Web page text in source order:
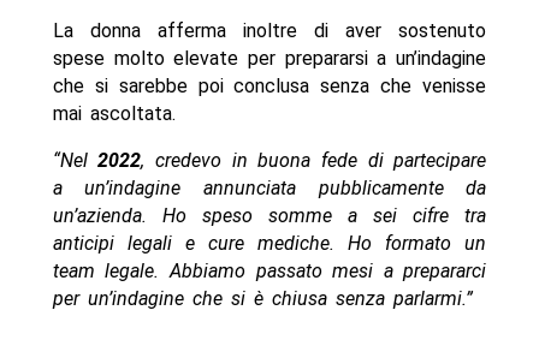
La donna afferma inoltre di aver sostenuto
spese molto elevate per prepararsi a un’indagine
che si sarebbe poi conclusa senza che venisse
mai ascoltata.
“Nel2022, credevo in buona fede di partecipare
a un’indagine annunciata pubblicamente da
un’azienda. Ho speso somme a sei cifre tra
anticipi legali e cure mediche. Ho formato un
team legale. Abbiamo passato mesi a prepararci
per un’indagine che si è chiusa senza parlarmi.”